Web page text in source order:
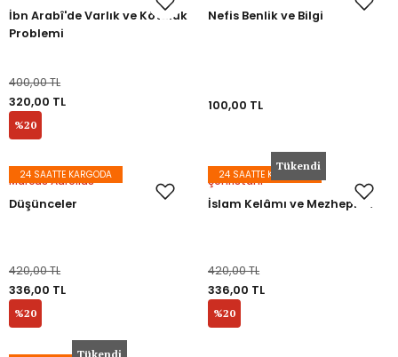
İbn Arabî'de Varlık ve Kötülük
Problemi
400,00 TL
320,00 TL
%20
Nefis Benlik ve Bilgi
100,00 TL
24 SAATTE KARGODA
Marcus Aurelius
Düşünceler
420,00 TL
336,00 TL
%20
24 SAATTE KARGODA
Tükendi
Şehristânî
İslam Kelâmı ve Mezhepleri
420,00 TL
336,00 TL
%20
Tükendi